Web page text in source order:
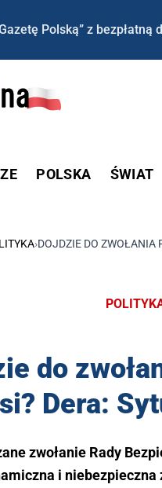
Polską” z
POLSKA ŚWIAT
›DOJDZIE DO ZWOŁANIA
do
Dera:
zwołanie Rady
i